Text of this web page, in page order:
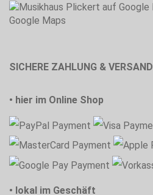
Google Maps
SICHERE ZAHLUNG & VERSAND
• hier im Online Shop
• lokal im Geschäft